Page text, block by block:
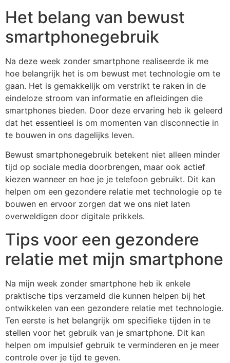
Het belang van bewust
smartphonegebruik
Na deze week zonder smartphone realiseerde ik me
hoe belangrijk het is om bewust met technologie om te
gaan. Het is gemakkelijk om verstrikt te raken in de
eindeloze stroom van informatie en afleidingen die
smartphones bieden. Door deze ervaring heb ik geleerd
dat het essentieel is om momenten van disconnectie in
te bouwen in ons dagelijks leven.
Bewust smartphonegebruik betekent niet alleen minder
tijd op sociale media doorbrengen, maar ook actief
kiezen wanneer en hoe je je telefoon gebruikt. Dit kan
helpen om een gezondere relatie met technologie op te
bouwen en ervoor zorgen dat we ons niet laten
overweldigen door digitale prikkels.
Tips voor een gezondere
relatie met mijn smartphone
Na mijn week zonder smartphone heb ik enkele
praktische tips verzameld die kunnen helpen bij het
ontwikkelen van een gezondere relatie met technologie.
Ten eerste is het belangrijk om specifieke tijden in te
stellen voor het gebruik van je smartphone. Dit kan
helpen om impulsief gebruik te verminderen en je meer
controle over je tijd te geven.